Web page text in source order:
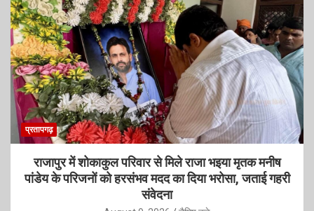
प्रतापगढ़
राजापुर में शोकाकुल परिवार से मिले राजा भइया मृतक मनीष
पांडेय के परिजनों को हरसंभव मदद का दिया भरोसा, जताई गहरी
संवेदना